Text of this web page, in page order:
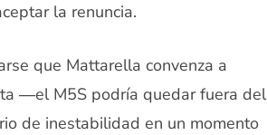
la renuncia.
que Mattarella convenza a
―el M5S podría quedar fuera del
de inestabilidad en un momento